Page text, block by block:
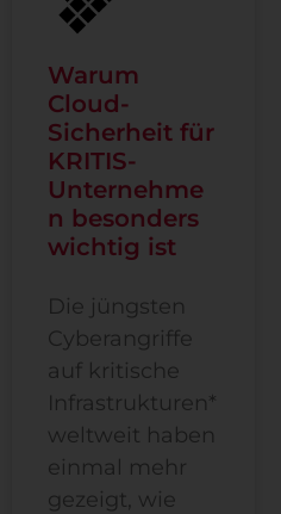
Warum
Cloud-
Sicherheit für
KRITIS-
Unternehme
n besonders
wichtig ist
Die jüngsten
Cyberangriffe
auf kritische
Infrastrukturen*
weltweit haben
einmal mehr
gezeigt, wie